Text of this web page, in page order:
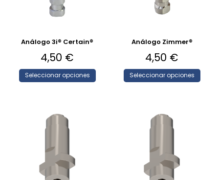
Análogo 3i® Certain®
4,50 €
Seleccionar opciones
Análogo Zimmer®
4,50 €
Seleccionar opciones